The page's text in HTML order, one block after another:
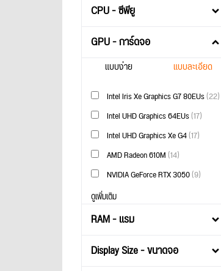
CPU - ซีพียู
GPU - การ์ดจอ
แบบง่าย แบบละเอียด
Intel Iris Xe Graphics G7 80EUs(22)
Intel UHD Graphics 64EUs(17)
Intel UHD Graphics Xe G4(17)
AMD Radeon 610M(14)
NVIDIA GeForce RTX 3050(9)
ดูเพิ่มเติม
RAM - แรม
Display Size - ขนาดจอ